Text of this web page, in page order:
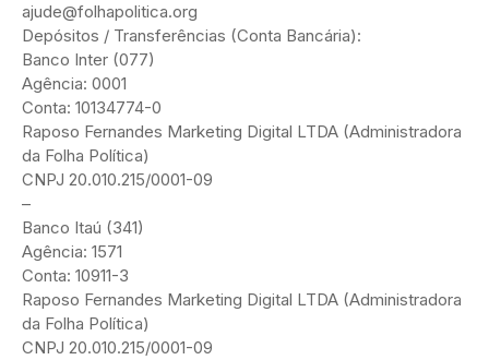
ajude@folhapolitica.org
Depósitos / Transferências (Conta Bancária):
Banco Inter (077)
Agência: 0001
Conta: 10134774-0
Raposo Fernandes Marketing Digital LTDA (Administradora
da Folha Política)
CNPJ 20.010.215/0001-09
–
Banco Itaú (341)
Agência: 1571
Conta: 10911-3
Raposo Fernandes Marketing Digital LTDA (Administradora
da Folha Política)
CNPJ 20.010.215/0001-09